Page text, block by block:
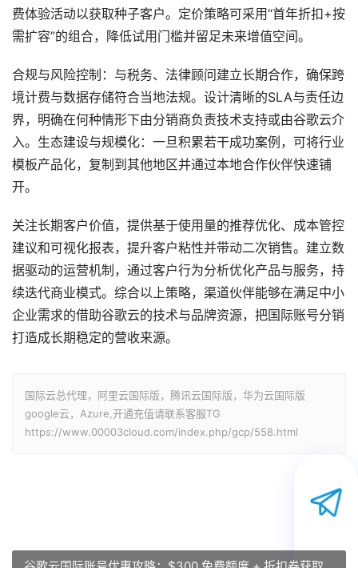
费体验活动以获取种子客户。定价策略可采用“首年折扣+按
需扩容”的组合，降低试用门槛并留足未来增值空间。
合规与风险控制：与税务、法律顾问建立长期合作，确保跨
境计费与数据存储符合当地法规。设计清晰的SLA与责任边
界，明确在何种情形下由分销商负责技术支持或由谷歌云介
入。生态建设与规模化：一旦积累若干成功案例，可将行业
模板产品化，复制到其他地区并通过本地合作伙伴快速铺
开。
关注长期客户价值，提供基于使用量的推荐优化、成本管控
建议和可视化报表，提升客户粘性并带动二次销售。建立数
据驱动的运营机制，通过客户行为分析优化产品与服务，持
续迭代商业模式。综合以上策略，渠道伙伴能够在满足中小
企业需求的借助谷歌云的技术与品牌资源，把国际账号分销
打造成长期稳定的营收来源。
国际云总代理，阿里云国际版，腾讯云国际版，华为云国际版
google云，Azure,开通充值请联系客服TG
https://www.00003cloud.com/index.php/gcp/558.html